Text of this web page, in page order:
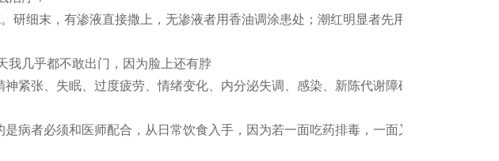
研细末，有渗液直接撒上，无渗液者用香油调涂患处；潮红明显者先用龙胆草煎水
我几乎都不敢出门，因为脸上还有脖
紧张、失眠、过度疲劳、情绪变化、内分泌失调、感染、新陈代谢障碍等。建议日
病者必须和医师配合，从日常饮食入手，因为若一面吃药排毒，一面又吃进带毒食